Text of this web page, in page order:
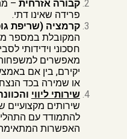
קבורה אזרחית –
פרידה שאינו דתי.
קרמציה (שריפת
המקובלת במספר
חסכוני וידידותי
מאפשרים
יקירם, בין אם
או שמירה בכד
שירותי ליווי
שירותים
להתמודד עם
האפשרות